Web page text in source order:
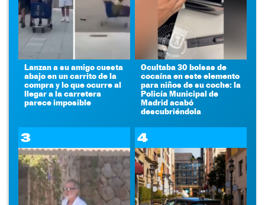
Lanzan a su amigo cuesta
abajo en un carrito de la
compra y lo que ocurre al
llegar a la carretera
parece imposible
Ocultaba 30 bolsas de
cocaína en este elemento
para niños de su coche: la
Policía Municipal de
Madrid acabó
descubriéndola
3 4